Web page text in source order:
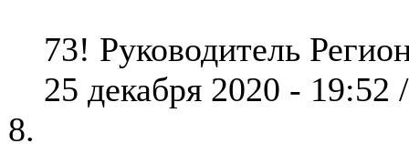
73! Руководитель
25 декабря 2020 - 19:52